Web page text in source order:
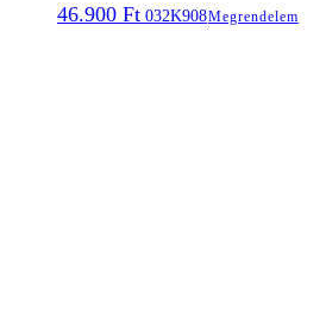
46.900 Ft 032K908Megrendelem